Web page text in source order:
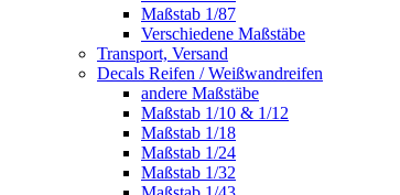
Maßstab 1/87
Verschiedene Maßstäbe
Transport, Versand
Decals Reifen / Weißwandreifen
andere Maßstäbe
Maßstab 1/10 & 1/12
Maßstab 1/18
Maßstab 1/24
Maßstab 1/32